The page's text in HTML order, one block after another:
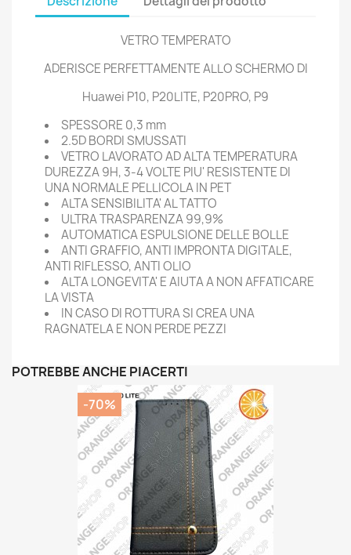
VETRO TEMPERATO
ADERISCE PERFETTAMENTE ALLO SCHERMO DI
Huawei P10, P20LITE, P20PRO, P9
SPESSORE 0,3 mm
2.5D BORDI SMUSSATI
VETRO LAVORATO AD ALTA TEMPERATURA
DUREZZA 9H, 3-4 VOLTE PIU' RESISTENTE DI
UNA NORMALE PELLICOLA IN PET
ALTA SENSIBILITA' AL TATTO
ULTRA TRASPARENZA 99,9%
AUTOMATICA ESPULSIONE DELLE BOLLE
ANTI GRAFFIO, ANTI IMPRONTA DIGITALE,
ANTI RIFLESSO, ANTI OLIO
ALTA LONGEVITA' E AIUTA A NON AFFATICARE
LA VISTA
IN CASO DI ROTTURA SI CREA UNA
RAGNATELA E NON PERDE PEZZI
POTREBBE ANCHE PIACERTI
-70%